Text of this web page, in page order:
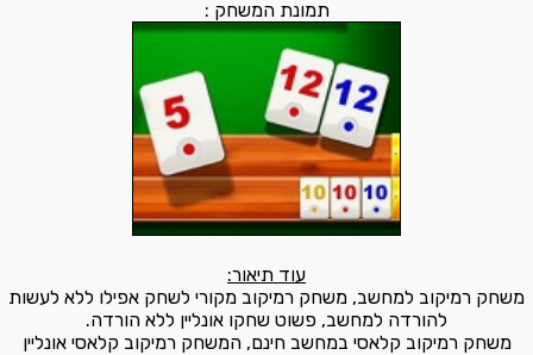
תמונת המשחק :
עוד תיאור:
משחק רמיקוב למחשב, משחק רמיקוב מקורי לשחק אפילו ללא לעשות
להורדה למחשב, פשוט שחקו אונליין ללא הורדה.
משחק רמיקוב קלאסי במחשב חינם, המשחק רמיקוב קלאסי אונליין